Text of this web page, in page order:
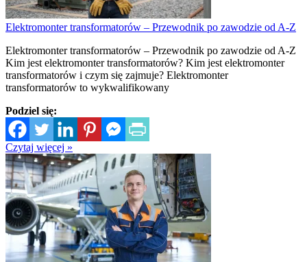
Elektromonter transformatorów – Przewodnik po zawodzie od A-Z
Elektromonter transformatorów – Przewodnik po zawodzie od A-Z
Kim jest elektromonter transformatorów? Kim jest elektromonter
transformatorów i czym się zajmuje? Elektromonter
transformatorów to wykwalifikowany
Podziel się:
Czytaj więcej »